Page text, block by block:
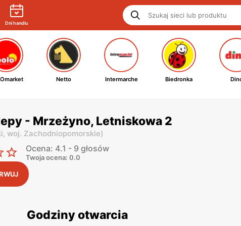
Dni handlu
Netto Intermarche Biedronka
- Mrzeżyno, Letniskowa 2
woj. Zachodniopomorskie)
Ocena: 4.1 - 9 głosów
Twoja ocena: 0.0
Godziny otwarcia